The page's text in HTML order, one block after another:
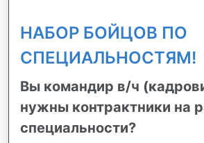
НАБОР БОЙЦОВ ПО
СПЕЦИАЛЬНОСТЯМ!
Вы командир в/ч
нужны контрактники на
специальности?